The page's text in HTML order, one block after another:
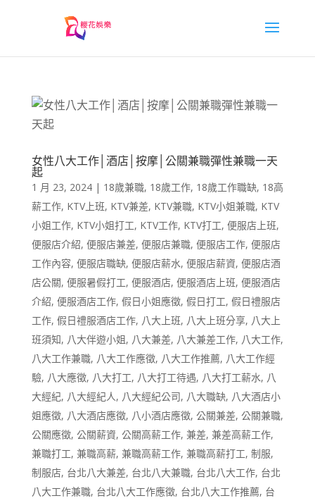
女性八大工作│酒店│按摩│公關兼職彈性兼職一天
起
1 月 23, 2024| 18歲兼職, 18歲工作, 18歲工作職缺, 18高
薪工作, KTV上班, KTV兼差, KTV兼職, KTV小姐兼職, KTV
小姐工作, KTV小姐打工, KTV工作, KTV打工, 便服店上班,
便服店介紹, 便服店兼差, 便服店兼職, 便服店工作, 便服店
工作內容, 便服店職缺, 便服店薪水, 便服店薪資, 便服店酒
店公關, 便服暑假打工, 便服酒店, 便服酒店上班, 便服酒店
介紹, 便服酒店工作, 假日小姐應徵, 假日打工, 假日禮服店
工作, 假日禮服酒店工作, 八大上班, 八大上班分享, 八大上
班須知, 八大伴遊小姐, 八大兼差, 八大兼差工作, 八大工作,
八大工作兼職, 八大工作應徵, 八大工作推薦, 八大工作經
驗, 八大應徵, 八大打工, 八大打工待遇, 八大打工薪水, 八
大經紀, 八大經紀人, 八大經紀公司, 八大職缺, 八大酒店小
姐應徵, 八大酒店應徵, 八小酒店應徵, 公關兼差, 公關兼職,
公關應徵, 公關薪資, 公關高薪工作, 兼差, 兼差高薪工作,
兼職打工, 兼職高薪, 兼職高薪工作, 兼職高薪打工, 制服,
制服店, 台北八大兼差, 台北八大兼職, 台北八大工作, 台北
八大工作兼職, 台北八大工作應徵, 台北八大工作推薦, 台